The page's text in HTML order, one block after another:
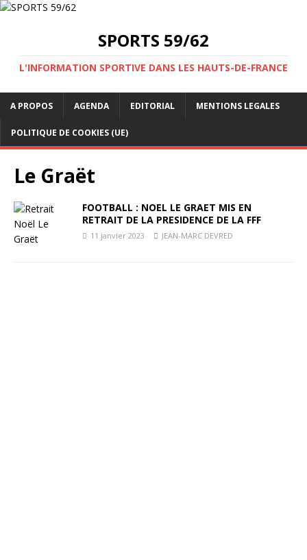
SPORTS 59/62
L'INFORMATION SPORTIVE DANS LES HAUTS-DE-FRANCE
A PROPOS AGENDA EDITORIAL MENTIONS LEGALES
POLITIQUE DE COOKIES (UE)
Le Graët
FOOTBALL : NOEL LE GRAET MIS EN
RETRAIT DE LA PRESIDENCE DE LA FFF
11 janvier 2023 JEAN-MARC DEVRED